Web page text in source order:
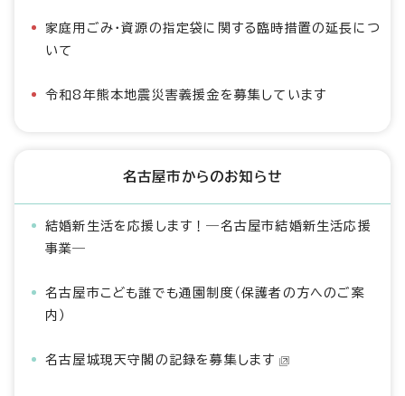
家庭用ごみ・資源の指定袋に関する臨時措置の延長につ
いて
令和8年熊本地震災害義援金を募集しています
名古屋市からのお知らせ
結婚新生活を応援します！―名古屋市結婚新生活応援
事業―
名古屋市こども誰でも通園制度（保護者の方へのご案
内）
名古屋城現天守閣の記録を募集します